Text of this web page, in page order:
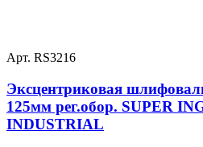
Арт. RS3216
Эксцентриковая
125мм рег.обор. SUPER
INDUSTRIAL